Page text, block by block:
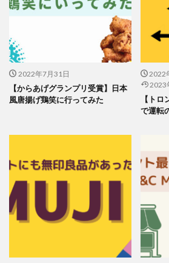
2022年7月31日
【からあげグランプリ受賞】日本
風唐揚げ鶏笑に行ってみた
2022
2023
【ト
で運転